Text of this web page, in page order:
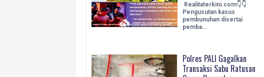
Realitaterkini.com👇👇
Pengusutan kasus
pembunuhan disertai
pemba…
Polres PALI Gagalkan
Transaksi Sabu Ratusan